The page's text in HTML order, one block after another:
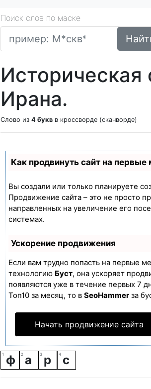
Поиск слов по маске
Историческая
Ирана.
Слово из 4 букв в кроссворде (сканворде)
Как продвинуть сайт на первые
Вы создали или только планируете
Продвижение сайта – это не просто
направленных на увеличение его
системах.
Ускорение продвижения
Если вам трудно попасть на первые
технологию Буст, она ускоряет
появляются уже в течение первых 7
Топ10 за месяц, то в SeoHammer за
Начать продвижение сайта
ф а р с